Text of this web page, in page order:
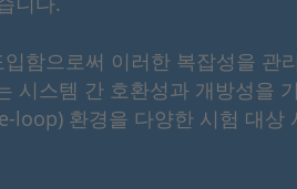
함으로써 이러한 복잡성을 관
시스템 간 호환성과 개방성을
환경을 다양한 시험 대상